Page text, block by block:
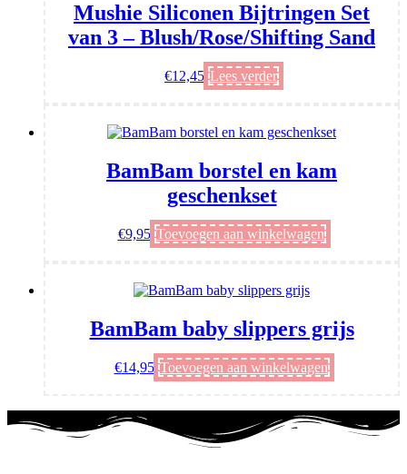
Mushie Siliconen Bijtringen Set
van 3 – Blush/Rose/Shifting Sand
€12,45 Lees verder
BamBam borstel en kam
geschenkset
€9,95 Toevoegen aan winkelwagen
BamBam baby slippers grijs
€14,95 Toevoegen aan winkelwagen